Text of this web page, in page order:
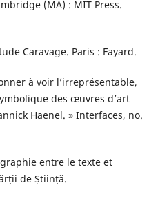
(MA) : MIT Press.
Caravage. Paris : Fayard.
à voir l’irreprésentable,
des œuvres d’art
Haenel. » Interfaces, no.
entre le texte et
de Știință.